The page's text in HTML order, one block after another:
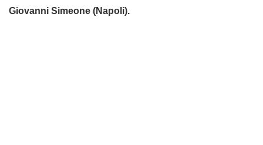
Giovanni Simeone (Napoli).